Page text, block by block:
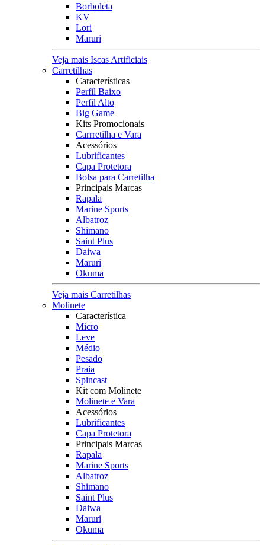
Borboleta
KV
Lori
Maruri
Veja mais Iscas Artificiais
Carretilhas
Características
Perfil Baixo
Perfil Alto
Big Game
Kits Promocionais
Carrretilha e Vara
Acessórios
Lubrificantes
Capa Protetora
Bolsa para Carretilha
Principais Marcas
Rapala
Marine Sports
Albatroz
Shimano
Saint Plus
Daiwa
Maruri
Okuma
Veja mais Carretilhas
Molinete
Característica
Micro
Leve
Médio
Pesado
Praia
Spincast
Kit com Molinete
Molinete e Vara
Acessórios
Lubrificantes
Capa Protetora
Principais Marcas
Rapala
Marine Sports
Albatroz
Shimano
Saint Plus
Daiwa
Maruri
Okuma